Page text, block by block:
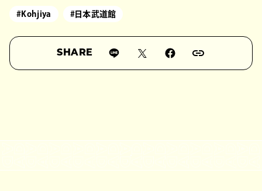
#Kohjiya #日本武道館
SHARE